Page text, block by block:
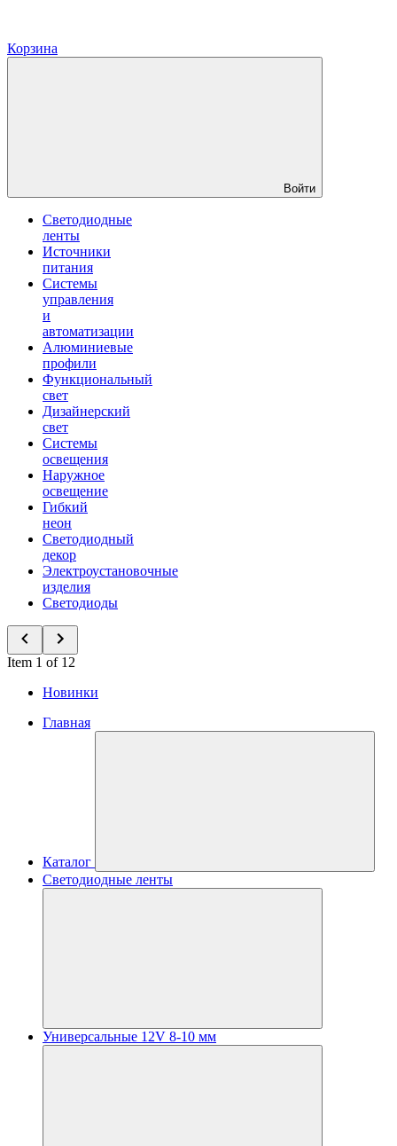
Корзина
Войти
Светодиодные
ленты
Источники
питания
Системы
управления
и
автоматизации
Алюминиевые
профили
Функциональный
свет
Дизайнерский
свет
Системы
освещения
Наружное
освещение
Гибкий
неон
Светодиодный
декор
Электроустановочные
изделия
Светодиоды
Item 1 of 12
Новинки
Главная
Каталог
Светодиодные ленты
Универсальные 12V 8-10 мм